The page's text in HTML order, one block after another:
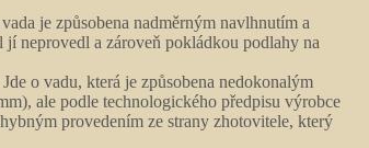
je způsobena nadměrným navlhnutím a
neprovedl a zároveň pokládkou podlahy na
o vadu, která je způsobena nedokonalým
ale podle technologického předpisu výrobce
provedením ze strany zhotovitele, který